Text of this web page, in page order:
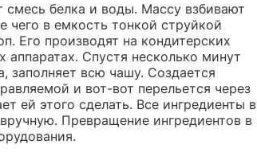
белка и воды. Массу взбивают
чего в емкость тонкой струйкой
Его производят на кондитерских
Спустя несколько минут
заполняет всю чашу. Создается
и вот-вот перельется через
ей этого сделать. Все ингредиенты в
Превращение ингредиентов в